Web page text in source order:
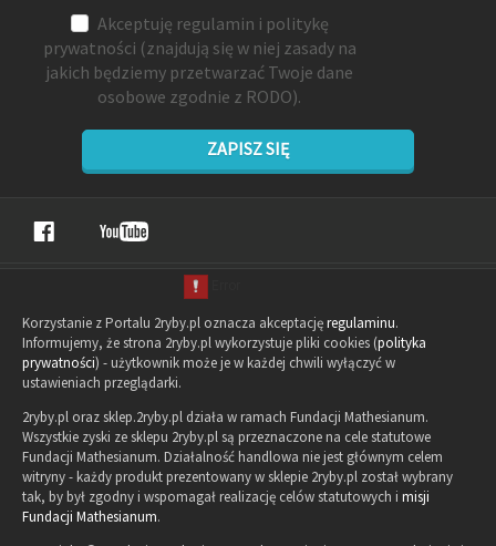
Akceptuję regulamin i politykę
prywatności (znajdują się w niej zasady na
jakich będziemy przetwarzać Twoje dane
osobowe zgodnie z RODO).
ZAPISZ SIĘ
Korzystanie z Portalu 2ryby.pl oznacza akceptacjęregulaminu.
Informujemy, że strona 2ryby.pl wykorzystuje pliki cookies (polityka
prywatności) - użytkownik może je w każdej chwili wyłączyć w
ustawieniach przeglądarki.
2ryby.pl oraz sklep.2ryby.pl działa w ramach Fundacji Mathesianum.
Wszystkie zyski ze sklepu 2ryby.pl są przeznaczone na cele statutowe
Fundacji Mathesianum. Działalność handlowa nie jest głównym celem
witryny - każdy produkt prezentowany w sklepie 2ryby.pl został wybrany
tak, by był zgodny i wspomagał realizację celów statutowych i misji
Fundacji Mathesianum.